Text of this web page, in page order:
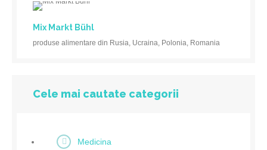
Mix Markt Bühl
produse alimentare din Rusia, Ucraina, Polonia, Romania
Cele mai cautate categorii
Medicina